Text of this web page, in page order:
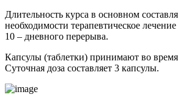
Длительность курса в основном
необходимости терапевтическое
10 – дневного перерыва.
Капсулы (таблетки) принимают во
Суточная доза составляет 3 капсулы.